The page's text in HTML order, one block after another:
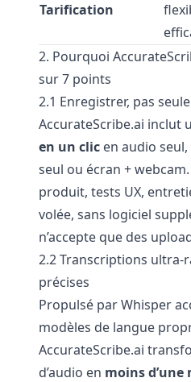
Tarification
2. Pourquoi
sur 7 points
2.1 Enregistrer, pas
AccurateScribe.ai inclut
en un clic en audio
seul ou écran +
produit, tests UX,
volée, sans logiciel
n’accepte que des
2.2 Transcriptions ultra-
précises
Propulsé par Whisper
modèles de langue
AccurateScribe.ai
d’audio en moins